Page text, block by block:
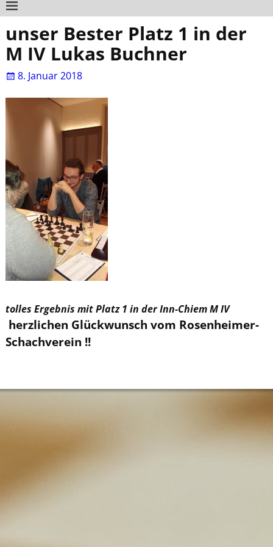
unser Bester Platz 1 in der
M IV Lukas Buchner
8. Januar 2018
tolles Ergebnis mit Platz 1 in der Inn-Chiem M IV
herzlichen Glückwunsch vom Rosenheimer-
Schachverein !!